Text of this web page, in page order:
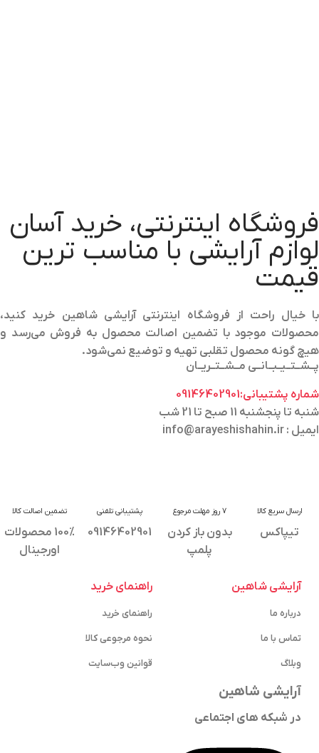
فروشگاه اینترنتی، خرید آسان
لوازم آرایشی با مناسب ترین
قیمت
با خیال راحت از فروشگاه اینترنتی آرایشی شاهین خرید کنید،
محصولات موجود با تضمین اصالت محصول به فروش می‌رسد و
هیچ گونه محصول تقلبی تهیه و توضیع نمی‌شود.
پــشــتــیــبــانــی مــشــتــریــان
شماره پشتیبانی:09146402901
شنبه تا پنجشنبه 11 صبح تا 21 شب
ایمیل : info@arayeshishahin.ir
ارسال سریع کالا
تیپاکس
7 روز مهلت مرجوع
بدون باز کردن
پلمپ
پشتیبانی تلفنی
09146402901
تضمین اصالت کالا
100% محصولات
اورجینال
آرایشی شاهین
درباره ما
تماس با ما
وبلاگ
آرایشی شاهین
در شبکه های اجتماعی
راهنمای خرید
راهنمای خرید
نحوه مرجوعی کالا
قوانین وب‌سایت